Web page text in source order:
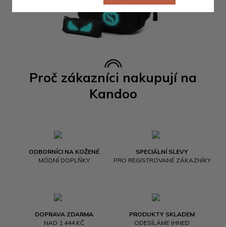
Proč zákazníci nakupují na
Kandoo
ODBORNÍCI NA KOŽENÉ
MÓDNÍ DOPLŇKY
SPECIÁLNÍ SLEVY
PRO REGISTROVANÉ ZÁKAZNÍKY
DOPRAVA ZDARMA
NAD 1 444 KČ
PRODUKTY SKLADEM
ODESÍLÁME IHNED